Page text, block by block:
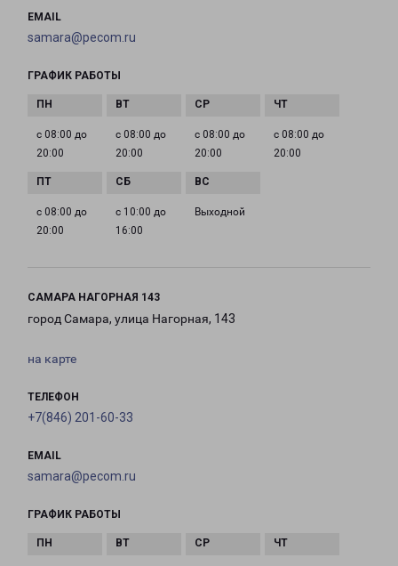
EMAIL
samara@pecom.ru
ГРАФИК РАБОТЫ
с 08:00 до
20:00
с 08:00 до
20:00
с 08:00 до
20:00
с 08:00 до
20:00
с 08:00 до
20:00
с 10:00 до
16:00
Выходной
САМАРА НАГОРНАЯ 143
город Самара, улица Нагорная, 143
на карте
ТЕЛЕФОН
+7(846) 201-60-33
EMAIL
samara@pecom.ru
ГРАФИК РАБОТЫ